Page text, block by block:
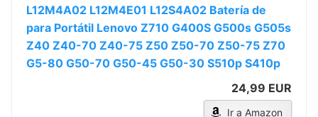
L12M4A02 L12M4E01 L12S4A02 Batería de
para Portátil Lenovo Z710 G400S G500s G505s
Z40 Z40-70 Z40-75 Z50 Z50-70 Z50-75 Z70
G5-80 G50-70 G50-45 G50-30 S510p S410p
24,99 EUR
Ir a Amazon